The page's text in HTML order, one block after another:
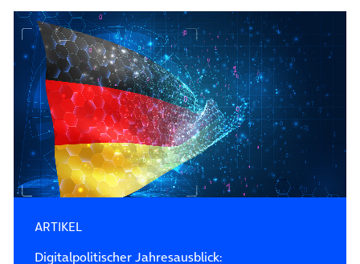
ARTIKEL
Digitalpolitischer Jahresausblick: